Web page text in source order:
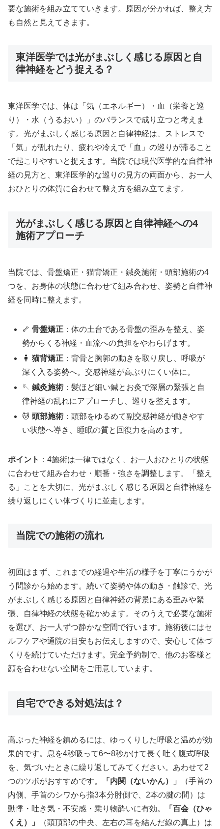
要な施術を組み立てていきます。原因が分かれば、整え方
も自然と見えてきます。
東洋医学では光がまぶしく感じる原因と自
律神経をどう捉える？
東洋医学では、体は「気（エネルギー）・血（栄養と巡
り）・水（うるおい）」のバランスで成り立つと考えま
す。光がまぶしく感じる原因と自律神経は、ストレスで
「気」が乱れたり、疲れや冷えで「血」の巡りが滞ること
で起こりやすいと捉えます。当院では現代医学的な自律神
経の見方と、東洋医学的な巡りの見方の両面から、お一人
おひとりの体質に合わせて整え方を組み立てます。
光がまぶしく感じる原因と自律神経への4
施術アプローチ
当院では、骨盤矯正・猫背矯正・鍼灸施術・頭部施術の4
つを、お身体の状態に合わせて組み合わせ、姿勢と自律神
経を同時に整えます。
🦴骨盤矯正 ：体の土台である骨盤の歪みを整え、姿
勢からくる神経・血流への負担をやわらげます。
🧍猫背矯正 ：背骨と胸郭の動きを取り戻し、呼吸が
深く入る姿勢へ。交感神経が高ぶりにくい体に。
🪡鍼灸施術 ：髪ほど細い鍼とお灸で深層の緊張と自
律神経の乱れにアプローチし、巡りを整えます。
💆頭部施術 ：頭部をゆるめて副交感神経が働きやす
い状態へ導き、睡眠の質と回復力を高めます。
ポイント ：4施術は一律ではなく、お一人おひとりの状態
に合わせて組み合わせ・順番・強さを調整します。「整え
る」ことを大切に、光がまぶしく感じる原因と自律神経を
繰り返しにくい体づくりに並走します。
当院での施術の流れ
初回はまず、これまでの経過や生活の様子を丁寧にうかが
う問診から始めます。続いて姿勢や体の動き・触診で、光
がまぶしく感じる原因と自律神経の背景にある歪みや緊
張、自律神経の状態を確かめます。そのうえで必要な施術
を選び、お一人ずつ静かな空間で行います。施術後にはセ
ルフケアや通院の目安もお伝えしますので、安心して体づ
くりを続けていただけます。完全予約制で、他のお客様と
顔を合わせない空間をご用意しています。
自宅でできる対処法は？
高ぶった神経を鎮めるには、ゆっくりした呼吸と温めが効
果的です。息を4秒吸って6〜8秒かけて長く吐く腹式呼吸
を、気づいたときに繰り返してみてください。あわせて2
つのツボがおすすめです。
「内関（ないかん）」
（手首の
内側、手首のシワから指3本分肘側で、2本の腱の間）は
動悸・吐き気・不安感・乗り物酔いに有効。
「百会（ひゃ
くえ）」
（頭頂部の中央、左右の耳を結んだ線の真上）は